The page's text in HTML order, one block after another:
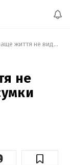
Натяків на краще життя не видно: економічні підсумки 2021 року в Україні
не